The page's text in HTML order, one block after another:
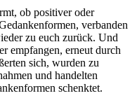
ob positiver oder
verbanden
zu euch zurück. Und
empfangen, erneut durch
sich, wurden zu
und handelten
schenktet.